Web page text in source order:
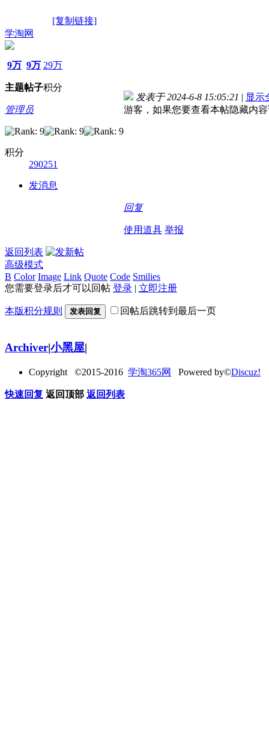
[复制链接]
学淘网
9万
主题
9万
帖子
29万
积分
管理员
积分
290251
发消息
发表于 2024-6-8 15:05:21 | 显示
游客，如果您要查看本帖隐藏内
回复
使用道具 举报
返回列表
高级模式
B Color Image Link Quote Code Smilies
您需要登录后才可以回帖 登录 | 立即注册
本版积分规则 发表回复 回帖后跳转到最后一页
Archiver|小黑屋|
Copyright ©2015-2016 学淘365网 Powered by©Discuz!
快速回复 返回顶部 返回列表